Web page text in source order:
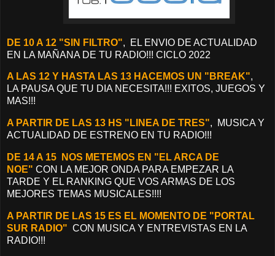
DE 10 A 12 "SIN FILTRO", EL ENVIO DE ACTUALIDAD
EN LA MAÑANA DE TU RADIO!!! CICLO 2022
A LAS 12 Y HASTA LAS 13 HACEMOS UN "BREAK",
LA PAUSA QUE TU DIA NECESITA!!! EXITOS, JUEGOS Y
MAS!!!
A PARTIR DE LAS 13 HS "LINEA DE TRES", MUSICA Y
ACTUALIDAD DE ESTRENO EN TU RADIO!!!
DE 14 A 15 NOS METEMOS EN "EL ARCA DE
NOE" CON LA MEJOR ONDA PARA EMPEZAR LA
TARDE Y EL RANKING QUE VOS ARMAS DE LOS
MEJORES TEMAS MUSICALES!!!!
A PARTIR DE LAS 15 ES EL MOMENTO DE "PORTAL
SUR RADIO" CON MUSICA Y ENTREVISTAS EN LA
RADIO!!!